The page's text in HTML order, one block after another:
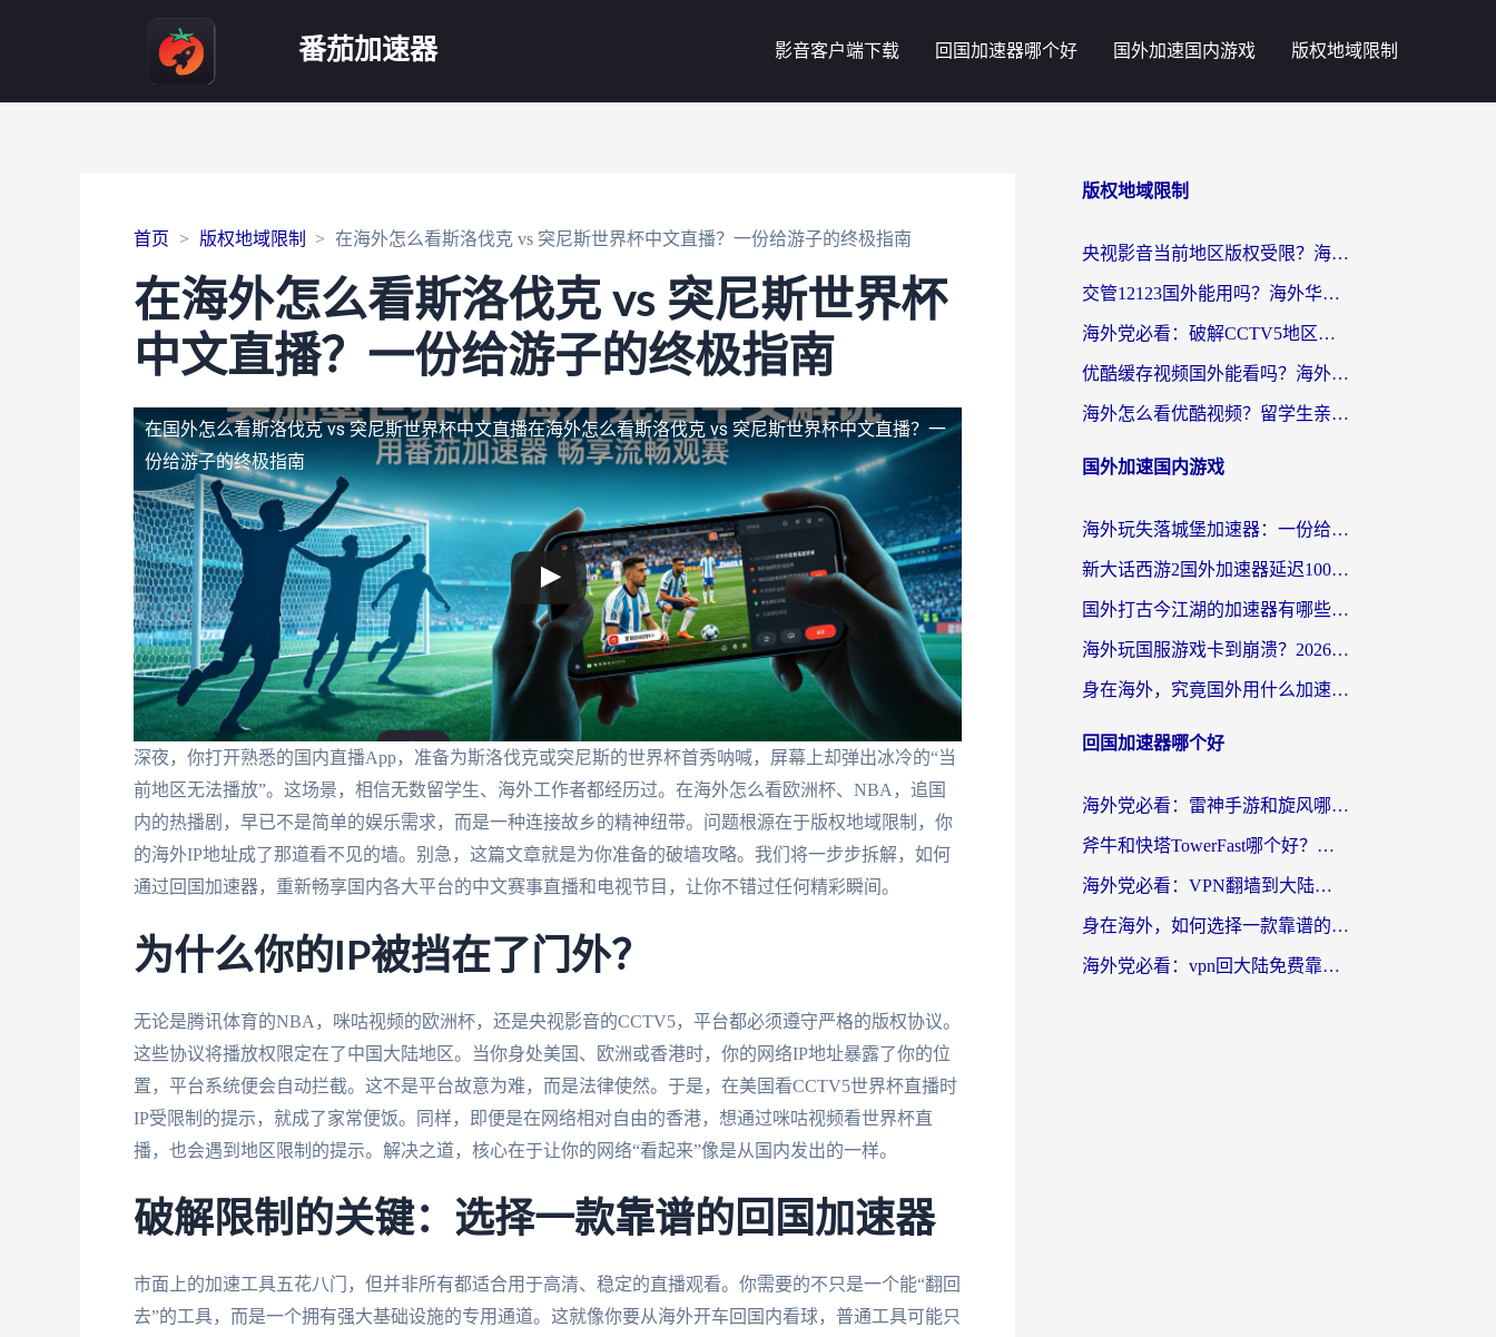
番茄加速器 影音客户端下载 回国加速器哪个好 国外加速国内游戏 版权地域限制
首页 版权地域限制 在海外怎么看斯洛伐克 vs 突尼斯世界杯中文直播？一份给游子的终极指南
在海外怎么看斯洛伐克 vs 突尼斯世界杯
中文直播？一份给游子的终极指南
在国外怎么看斯洛伐克 vs 突尼斯世界杯中文直播在海外怎么看斯洛伐克 vs 突尼斯世界杯中文直播？一
份给游子的终极指南
深夜，你打开熟悉的国内直播App，准备为斯洛伐克或突尼斯的世界杯首秀呐喊，屏幕上却弹出冰冷的“当
前地区无法播放”。这场景，相信无数留学生、海外工作者都经历过。在海外怎么看欧洲杯、NBA，追国
内的热播剧，早已不是简单的娱乐需求，而是一种连接故乡的精神纽带。问题根源在于版权地域限制，你
的海外IP地址成了那道看不见的墙。别急，这篇文章就是为你准备的破墙攻略。我们将一步步拆解，如何
通过回国加速器，重新畅享国内各大平台的中文赛事直播和电视节目，让你不错过任何精彩瞬间。
为什么你的IP被挡在了门外？
无论是腾讯体育的NBA，咪咕视频的欧洲杯，还是央视影音的CCTV5，平台都必须遵守严格的版权协议。
这些协议将播放权限定在了中国大陆地区。当你身处美国、欧洲或香港时，你的网络IP地址暴露了你的位
置，平台系统便会自动拦截。这不是平台故意为难，而是法律使然。于是，在美国看CCTV5世界杯直播时
IP受限制的提示，就成了家常便饭。同样，即便是在网络相对自由的香港，想通过咪咕视频看世界杯直
播，也会遇到地区限制的提示。解决之道，核心在于让你的网络“看起来”像是从国内发出的一样。
破解限制的关键：选择一款靠谱的回国加速器
市面上的加速工具五花八门，但并非所有都适合用于高清、稳定的直播观看。你需要的不只是一个能“翻回
去”的工具，而是一个拥有强大基础设施的专用通道。这就像你要从海外开车回国内看球，普通工具可能只
版权地域限制
央视影音当前地区版权受限？海外党追剧看片的终极解决方案来了
交管12123国外能用吗？海外华人亲测有效的回国加速器选择指南
海外党必看：破解CCTV5地区限制，这样看欧洲杯奥运直播才够爽！
优酷缓存视频国外能看吗？海外党追剧看片的终极解决方案来了
海外怎么看优酷视频？留学生亲测有效的回国加速器选择指南
国外加速国内游戏
海外玩失落城堡加速器：一份给漂泊玩家的网络自救指南
新大话西游2国外加速器延迟100以下怎么办？海外党实测有效的低延迟指南
国外打古今江湖的加速器有哪些游戏？一个海外玩家的终极选择指南
海外玩国服游戏卡到崩溃？2026加速器免费推荐+实用指南（亲测有效）
身在海外，究竟国外用什么加速器打wow好？
回国加速器哪个好
海外党必看：雷神手游和旋风哪个好？3分钟选对回国加速器，无缝刷国内剧玩游戏
斧牛和快塔TowerFast哪个好？海外党如何选对回国加速器
海外党必看：VPN翻墙到大陆的实用指南——从看CCTV5到选加速器，一篇全搞定
身在海外，如何选择一款靠谱的加速国内网络的加速器？
海外党必看：vpn回大陆免费靠谱吗？3步选对加速器实现无缝刷国内资源